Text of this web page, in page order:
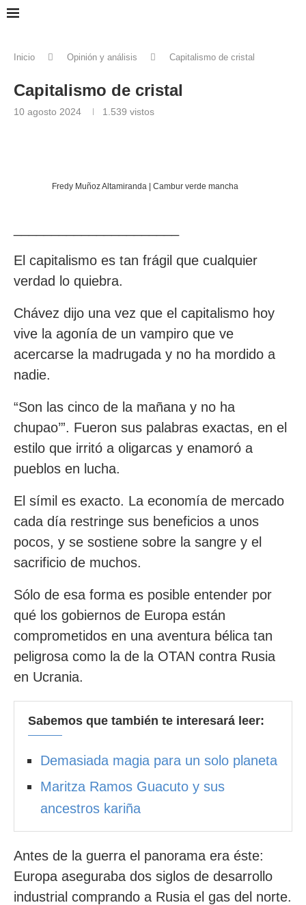
Inicio Opinión y análisis Capitalismo de cristal
Capitalismo de cristal
10 agosto 2024 1.539 vistos
Fredy Muñoz Altamiranda | Cambur verde mancha
El capitalismo es tan frágil que cualquier
verdad lo quiebra.
Chávez dijo una vez que el capitalismo hoy
vive la agonía de un vampiro que ve
acercarse la madrugada y no ha mordido a
nadie.
“Son las cinco de la mañana y no ha
chupao’”. Fueron sus palabras exactas, en el
estilo que irritó a oligarcas y enamoró a
pueblos en lucha.
El símil es exacto. La economía de mercado
cada día restringe sus beneficios a unos
pocos, y se sostiene sobre la sangre y el
sacrificio de muchos.
Sólo de esa forma es posible entender por
qué los gobiernos de Europa están
comprometidos en una aventura bélica tan
peligrosa como la de la OTAN contra Rusia
en Ucrania.
Sabemos que también te interesará leer:
Demasiada magia para un solo planeta
Maritza Ramos Guacuto y sus
ancestros kariña
Antes de la guerra el panorama era éste:
Europa aseguraba dos siglos de desarrollo
industrial comprando a Rusia el gas del norte.